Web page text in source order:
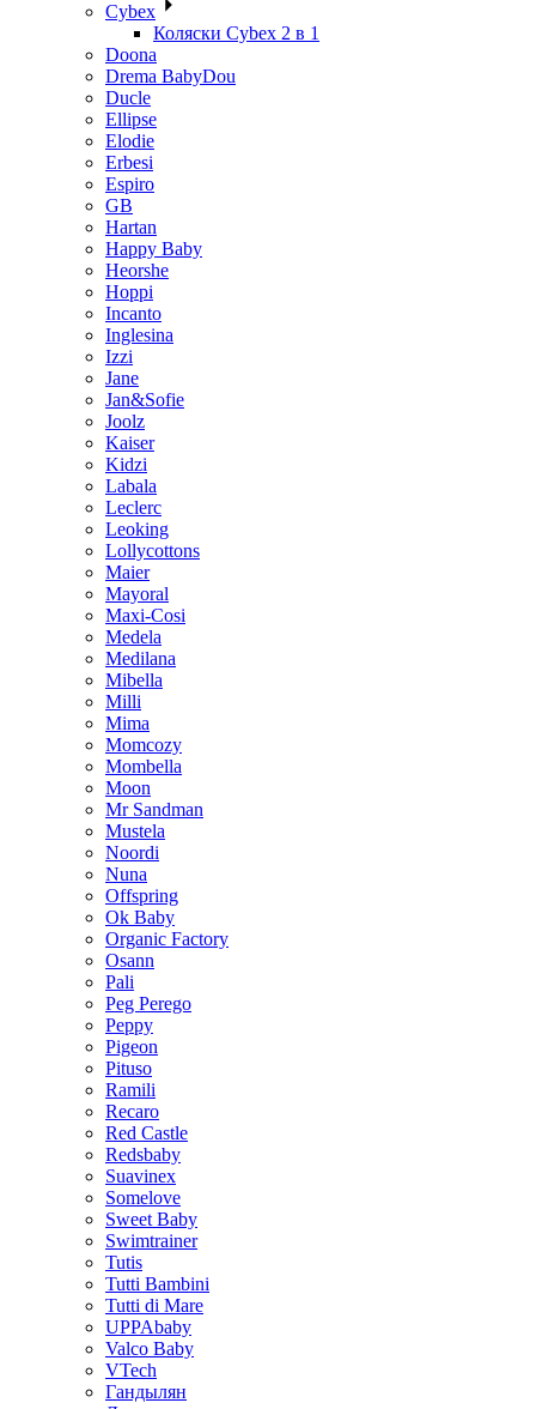
Cybex
Коляски Cybex 2 в 1
Doona
Drema BabyDou
Ducle
Ellipse
Elodie
Erbesi
Espiro
GB
Hartan
Happy Baby
Heorshe
Hoppi
Incanto
Inglesina
Izzi
Jane
Jan&Sofie
Joolz
Kaiser
Kidzi
Labala
Leclerc
Leoking
Lollycottons
Maier
Mayoral
Maxi-Cosi
Medela
Medilana
Mibella
Milli
Mima
Momcozy
Mombella
Moon
Mr Sandman
Mustela
Noordi
Nuna
Offspring
Ok Baby
Organic Factory
Osann
Pali
Peg Perego
Peppy
Pigeon
Pituso
Ramili
Recaro
Red Castle
Redsbaby
Suavinex
Somelove
Sweet Baby
Swimtrainer
Tutis
Tutti Bambini
Tutti di Mare
UPPAbaby
Valco Baby
VTech
Гандылян